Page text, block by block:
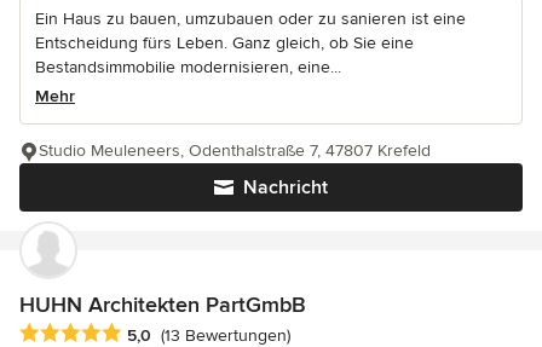
Ein Haus zu bauen, umzubauen oder zu sanieren ist eine
Entscheidung fürs Leben. Ganz gleich, ob Sie eine
Bestandsimmobilie modernisieren, eine...
Mehr
Nachricht
Studio Meuleneers, Odenthalstraße 7, 47807 Krefeld
HUHN Architekten PartGmbB
Durchschnittliche Bewertung: 5 von 5 Sternen
5,0 (13 Bewertungen)